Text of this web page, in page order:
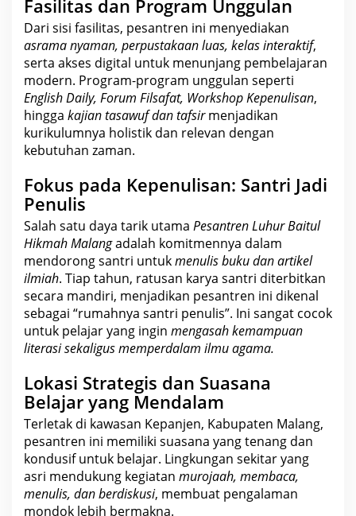
Fasilitas dan Program Unggulan
Dari sisi fasilitas, pesantren ini menyediakan
asrama nyaman, perpustakaan luas, kelas interaktif,
serta akses digital untuk menunjang pembelajaran
modern. Program-program unggulan seperti
English Daily, Forum Filsafat, Workshop Kepenulisan,
hingga kajian tasawuf dan tafsirmenjadikan
kurikulumnya holistik dan relevan dengan
kebutuhan zaman.
Fokus pada Kepenulisan: Santri Jadi
Penulis
Salah satu daya tarik utama Pesantren Luhur Baitul
Hikmah Malangadalah komitmennya dalam
mendorong santri untukmenulisbukudan artikel
ilmiah. Tiap tahun, ratusan karya santri diterbitkan
secara mandiri, menjadikan pesantren ini dikenal
sebagai “rumahnya santri penulis”. Ini sangat cocok
untuk pelajar yang ingin mengasah kemampuan
literasi sekaligus memperdalam ilmu agama.
Lokasi Strategis dan Suasana
Belajar yang Mendalam
Terletak di kawasan Kepanjen, Kabupaten Malang,
pesantren ini memiliki suasana yang tenang dan
kondusif untuk belajar. Lingkungan sekitar yang
asri mendukung kegiatan murojaah, membaca,
menulis, dan berdiskusi, membuat pengalaman
mondok lebih bermakna.